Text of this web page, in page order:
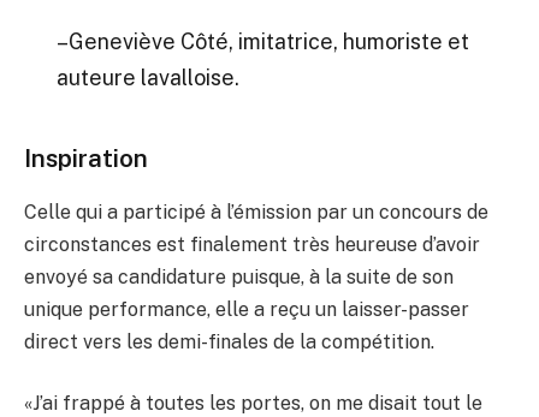
–Geneviève Côté, imitatrice, humoriste et
auteure lavalloise.
Inspiration
Celle qui a participé à l’émission par un concours de
circonstances est finalement très heureuse d’avoir
envoyé sa candidature puisque, à la suite de son
unique performance, elle a reçu un laisser-passer
direct vers les demi-finales de la compétition.
«J’ai frappé à toutes les portes, on me disait tout le